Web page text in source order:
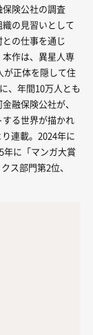
険公社の調査
の見習いとして
の仕事を通じ
作は、異星人専
が正体を隠して住
、年間10万人とも
融保険公社が、
る世界が描かれ
連載。2024年に
年に「マンガ大賞
ス部門第2位、